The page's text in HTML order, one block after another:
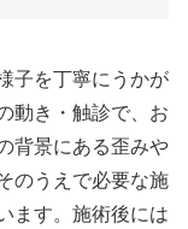
子を丁寧にうかが
動き・触診で、お
背景にある歪みや
のうえで必要な施
ます。施術後には